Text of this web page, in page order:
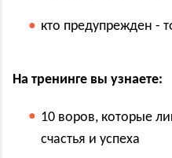
кто предупрежден -
На тренинге вы узнаете:
10 воров, которые
счастья и успеха